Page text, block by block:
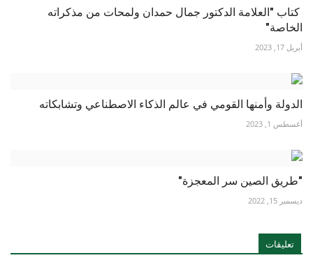
كتاب "العلامة الدكتور جمال حمدان ولمحات من مذكراته
الخاصة"
أبريل 17, 2023
الدولة وأمنها القومي في عالم الذكاء الاصطناعي وتشابكاته
أغسطس 1, 2023
"طريق الصين سر المعجزة"
ديسمبر 15, 2022
تعليقات